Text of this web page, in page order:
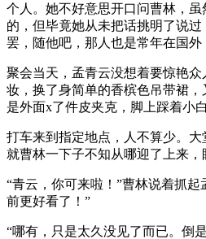
个人。她不好意思开口问曹林，
的，但毕竟她从未把话挑明了说
罢，随他吧，那人也是常年在国外
聚会当天，孟青云没想着要惊艳
妆，换了身简单的香槟色吊带裙
是外面x了件皮夹克，脚上踩着小
打车来到指定地点，人不算少。大
就曹林一下子不知从哪迎了上来，
“青云，你可来啦！”曹林说着抓起
前更好看了！”
“哪有，只是太久没见了而已。倒